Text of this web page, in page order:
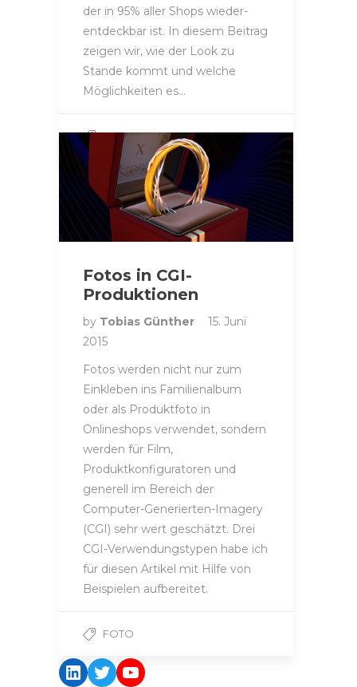
der in 95% aller Shops wieder-
entdeckbar ist. In diesem Beitrag
zeigen wir, wie der Look zu
Stande kommt und welche
Möglichkeiten es…
FOTO
Fotos in CGI-
Produktionen
by Tobias Günther
15. Juni
2015
Fotos werden nicht nur zum
Einkleben ins Familienalbum
oder als Produktfoto in
Onlineshops verwendet, sondern
werden für Film,
Produktkonfiguratoren und
generell im Bereich der
Computer-Generierten-Imagery
(CGI) sehr wert geschätzt. Drei
CGI-Verwendungstypen habe ich
für diesen Artikel mit Hilfe von
Beispielen aufbereitet.
FOTO
LinkedIn
TwitterYouTube